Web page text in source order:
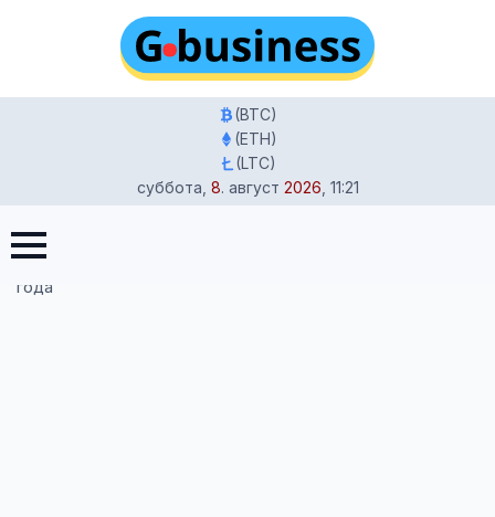
(BTC)
(ETH)
(LTC)
суббота 8. август 2026 11:21
Главная
Zuschuss для старта бизнеса в Германии: Детали 2025
года